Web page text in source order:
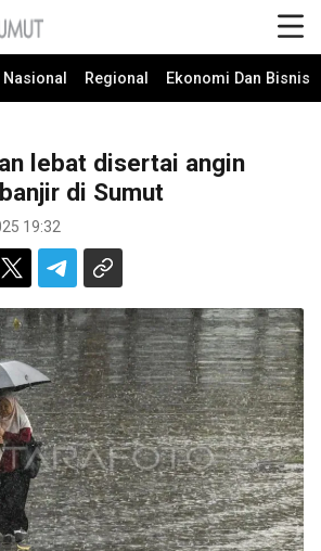
Nasional Regional Ekonomi Dan Bisnis
lebat disertai angin
di Sumut
19:32